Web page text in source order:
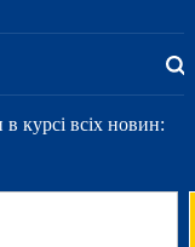
курсі всіх новин: